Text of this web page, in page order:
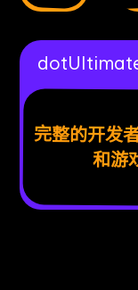
完整的开发
和游